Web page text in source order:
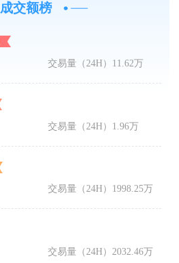
成交额榜
交易量（24H） 11.62万
交易量（24H） 1.96万
交易量（24H） 1998.25万
交易量（24H） 2032.46万